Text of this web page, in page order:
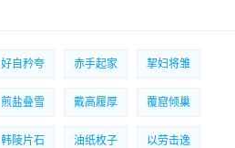
好自矜夸 赤手起家 挈妇将雏
煎盐叠雪 戴高履厚 覆窟倾巢
韩陵片石 油纸枚子 以劳击逸